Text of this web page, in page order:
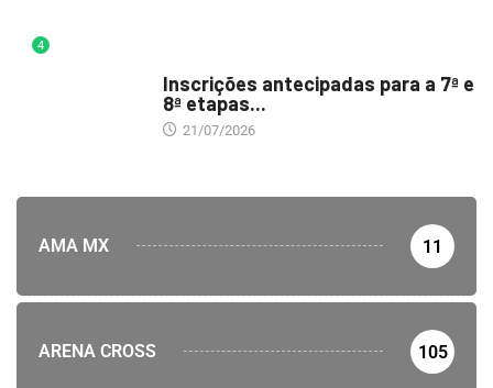
4
Inscrições antecipadas para a 7ª e
8ª etapas...
21/07/2026
AMA MX 11
ARENA CROSS 105